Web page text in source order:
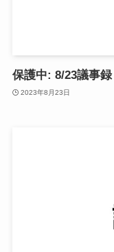
保護中: 8/23議事録
2023年8月23日